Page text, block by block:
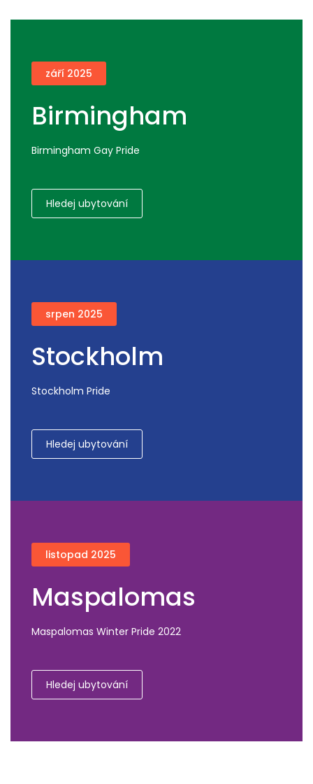
září 2025
Birmingham
Birmingham Gay Pride
Hledej ubytování
srpen 2025
Stockholm
Stockholm Pride
Hledej ubytování
listopad 2025
Maspalomas
Maspalomas Winter Pride 2022
Hledej ubytování